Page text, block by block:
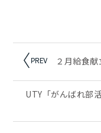
２月給食献
UTY「がんばれ部